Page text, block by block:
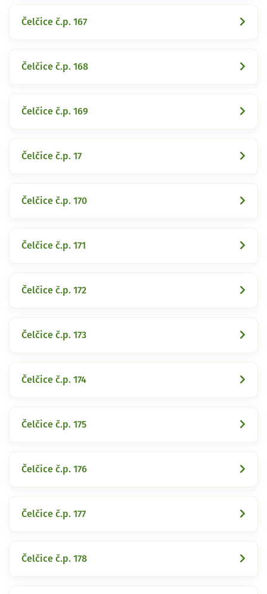
Čelčice č.p. 167
Čelčice č.p. 168
Čelčice č.p. 169
Čelčice č.p. 17
Čelčice č.p. 170
Čelčice č.p. 171
Čelčice č.p. 172
Čelčice č.p. 173
Čelčice č.p. 174
Čelčice č.p. 175
Čelčice č.p. 176
Čelčice č.p. 177
Čelčice č.p. 178